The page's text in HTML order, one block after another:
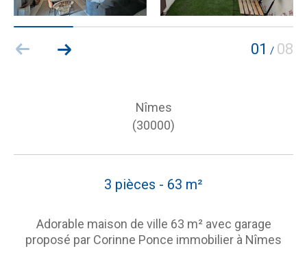
01 / 08
Nîmes
(30000)
3 pièces - 63 m²
Adorable maison de ville 63 m² avec garage
proposé par Corinne Ponce immobilier à Nîmes